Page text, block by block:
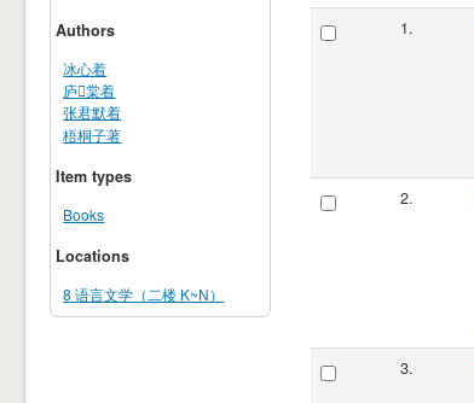
Authors
冰心着
庐棠着
张君默着
梧桐子著
Item types
Books
Locations
8 语言文学（二楼 K~N）
1.
2.
3.